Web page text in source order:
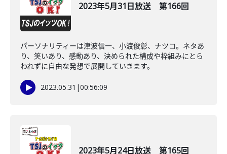
2023年5月31日放送 第166回
パーソナリティーは津波信一、小渡俊彰、ナツコ。ネタあ
り、笑いあり、感動あり、決められた構成や枠組みにとら
われずに自由な発想で展開していきます。
2023.05.31 |00:56:09
2023年5月24日放送 第165回